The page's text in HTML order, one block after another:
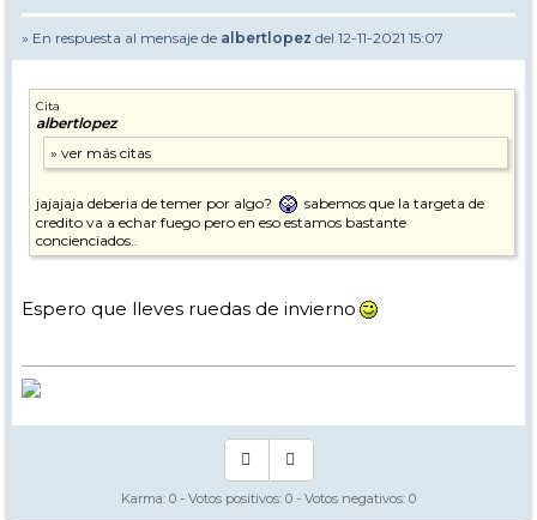
» En respuesta al mensaje de albertlopez del 12-11-2021 15:07
Cita
albertlopez
jajajaja deberia de temer por algo?
sabemos que la targeta de
credito va a echar fuego pero en eso estamos bastante
concienciados..
Espero que lleves ruedas de invierno
Karma: 0 - Votos positivos: 0 - Votos negativos: 0